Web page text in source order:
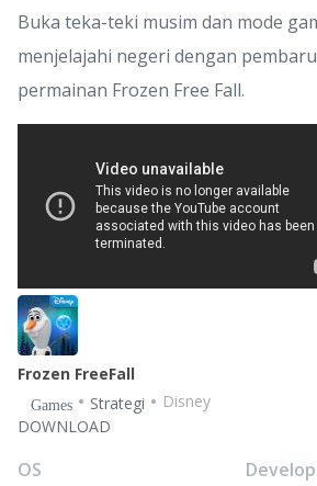
Buka teka-teki musim dan mode
menjelajahi negeri dengan
permainan Frozen Free Fall.
Frozen FreeFall
Games Strategi
Disney
DOWNLOAD
OS